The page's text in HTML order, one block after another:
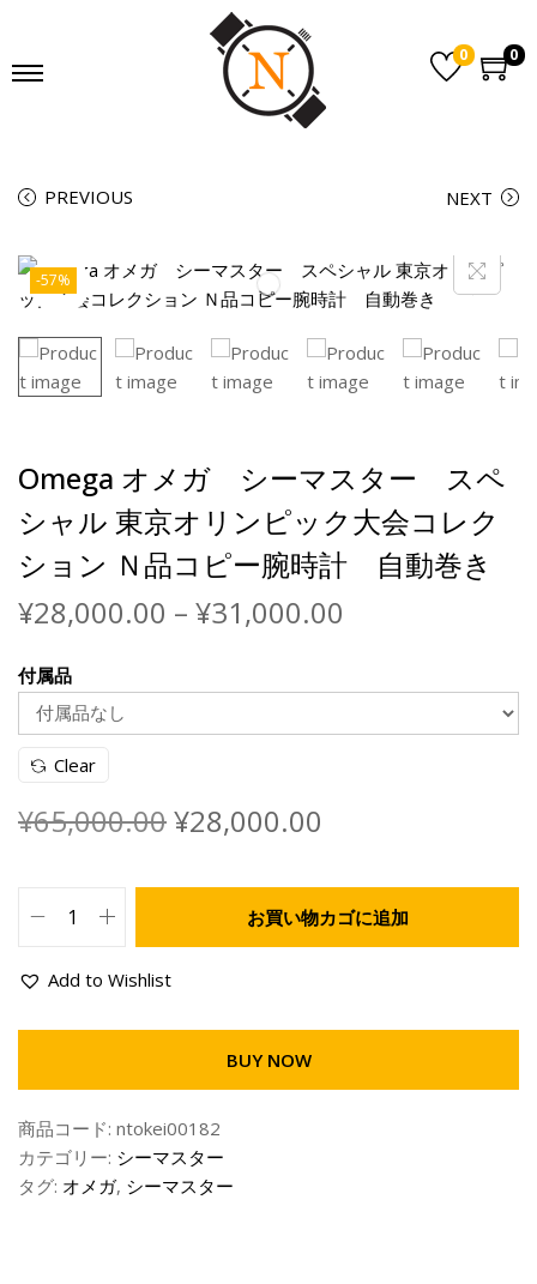
0 0
PREVIOUS NEXT
-57%
Omega オメガ シーマスター スペ
シャル 東京オリンピック大会コレク
ション Ｎ品コピー腕時計 自動巻き
¥28,000.00 – ¥31,000.00
付属品
Clear
¥65,000.00¥28,000.00
お買い物カゴに追加
Add to Wishlist
BUY NOW
商品コード: ntokei00182
カテゴリー: シーマスター
タグ: オメガ, シーマスター